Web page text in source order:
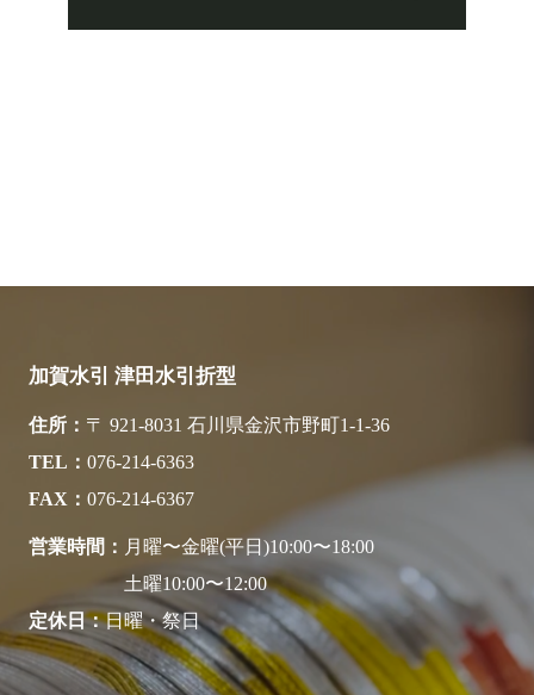
加賀水引 津田水引折型
住所
〒 921-8031 石川県金沢市野町1-1-36
TEL
076-214-6363
FAX
076-214-6367
営業時間
月曜〜金曜(平日)10:00〜18:00
土曜10:00〜12:00
定休日
日曜・祭日